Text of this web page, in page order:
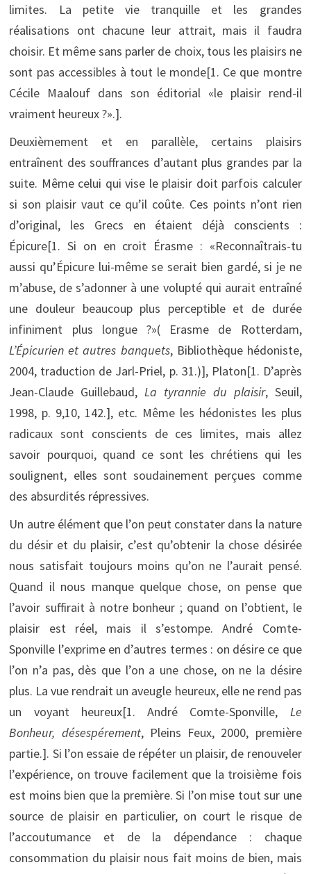
limites. La petite vie tranquille et les grandes
réalisations ont chacune leur attrait, mais il faudra
choisir. Et même sans parler de choix, tous les plaisirs ne
sont pas accessibles à tout le monde[1. Ce que montre
Cécile Maalouf dans son éditorial «le plaisir rend-il
vraiment heureux ?».].
Deuxièmement et en parallèle, certains plaisirs
entraînent des souffrances d’autant plus grandes par la
suite. Même celui qui vise le plaisir doit parfois calculer
si son plaisir vaut ce qu’il coûte. Ces points n’ont rien
d’original, les Grecs en étaient déjà conscients :
Épicure[1. Si on en croit Érasme : «Reconnaîtrais-tu
aussi qu’Épicure lui-même se serait bien gardé, si je ne
m’abuse, de s’adonner à une volupté qui aurait entraîné
une douleur beaucoup plus perceptible et de durée
infiniment plus longue ?»( Erasme de Rotterdam,
L’Épicurien et autres banquets, Bibliothèque hédoniste,
2004, traduction de Jarl-Priel, p. 31.)], Platon[1. D’après
Jean-Claude Guillebaud,La tyrannie du plaisir, Seuil,
1998, p. 9,10, 142.], etc. Même les hédonistes les plus
radicaux sont conscients de ces limites, mais allez
savoir pourquoi, quand ce sont les chrétiens qui les
soulignent, elles sont soudainement perçues comme
des absurdités répressives.
Un autre élément que l’on peut constater dans la nature
du désir et du plaisir, c’est qu’obtenir la chose désirée
nous satisfait toujours moins qu’on ne l’aurait pensé.
Quand il nous manque quelque chose, on pense que
l’avoir suffirait à notre bonheur ; quand on l’obtient, le
plaisir est réel, mais il s’estompe. André Comte-
Sponville l’exprime en d’autres termes : on désire ce que
l’on n’a pas, dès que l’on a une chose, on ne la désire
plus. La vue rendrait un aveugle heureux, elle ne rend pas
un voyant heureux[1. André Comte-Sponville, Le
Bonheur, désespérement, Pleins Feux, 2000, première
partie.]. Si l’on essaie de répéter un plaisir, de renouveler
l’expérience, on trouve facilement que la troisième fois
est moins bien que la première. Si l’on mise tout sur une
source de plaisir en particulier, on court le risque de
l’accoutumance et de la dépendance : chaque
consommation du plaisir nous fait moins de bien, mais